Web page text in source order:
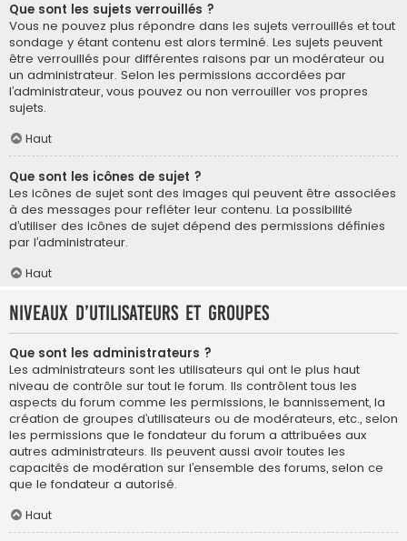
Que sont les sujets verrouillés ?
Vous ne pouvez plus répondre dans les sujets verrouillés et tout
sondage y étant contenu est alors terminé. Les sujets peuvent
être verrouillés pour différentes raisons par un modérateur ou
un administrateur. Selon les permissions accordées par
l’administrateur, vous pouvez ou non verrouiller vos propres
sujets.
Haut
Que sont les icônes de sujet ?
Les icônes de sujet sont des images qui peuvent être associées
à des messages pour refléter leur contenu. La possibilité
d’utiliser des icônes de sujet dépend des permissions définies
par l’administrateur.
Haut
Niveaux d’utilisateurs et groupes
Que sont les administrateurs ?
Les administrateurs sont les utilisateurs qui ont le plus haut
niveau de contrôle sur tout le forum. Ils contrôlent tous les
aspects du forum comme les permissions, le bannissement, la
création de groupes d’utilisateurs ou de modérateurs, etc., selon
les permissions que le fondateur du forum a attribuées aux
autres administrateurs. Ils peuvent aussi avoir toutes les
capacités de modération sur l’ensemble des forums, selon ce
que le fondateur a autorisé.
Haut